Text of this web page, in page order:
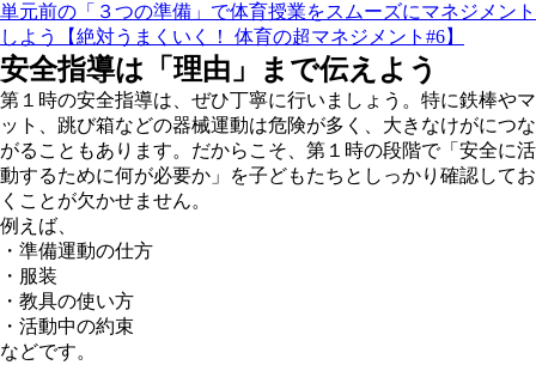
単元前の「３つの準備」で体育授業をスムーズにマネジメント
しよう【絶対うまくいく！ 体育の超マネジメント#6】
安全指導は「理由」まで伝えよう
第１時の安全指導は、ぜひ丁寧に行いましょう。特に鉄棒やマ
ット、跳び箱などの器械運動は危険が多く、大きなけがにつな
がることもあります。だからこそ、第１時の段階で「安全に活
動するために何が必要か」を子どもたちとしっかり確認してお
くことが欠かせません。
例えば、
・準備運動の仕方
・服装
・教具の使い方
・活動中の約束
などです。